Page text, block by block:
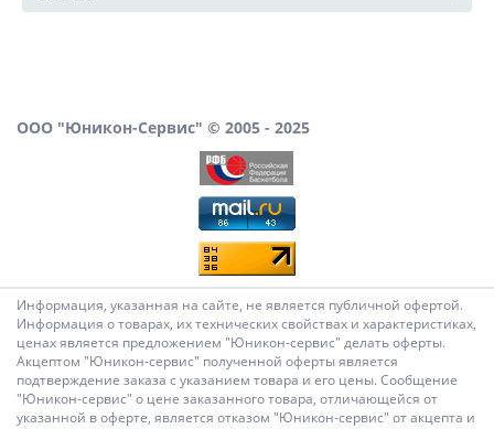
ООО "Юникон-Сервис" © 2005 - 2025
Информация, указанная на сайте, не является публичной офертой.
Информация о товарах, их технических свойствах и характеристиках,
ценах является предложением "Юникон-сервис" делать оферты.
Акцептом "Юникон-сервис" полученной оферты является
подтверждение заказа с указанием товара и его цены. Сообщение
"Юникон-сервис" о цене заказанного товара, отличающейся от
указанной в оферте, является отказом "Юникон-сервис" от акцепта и